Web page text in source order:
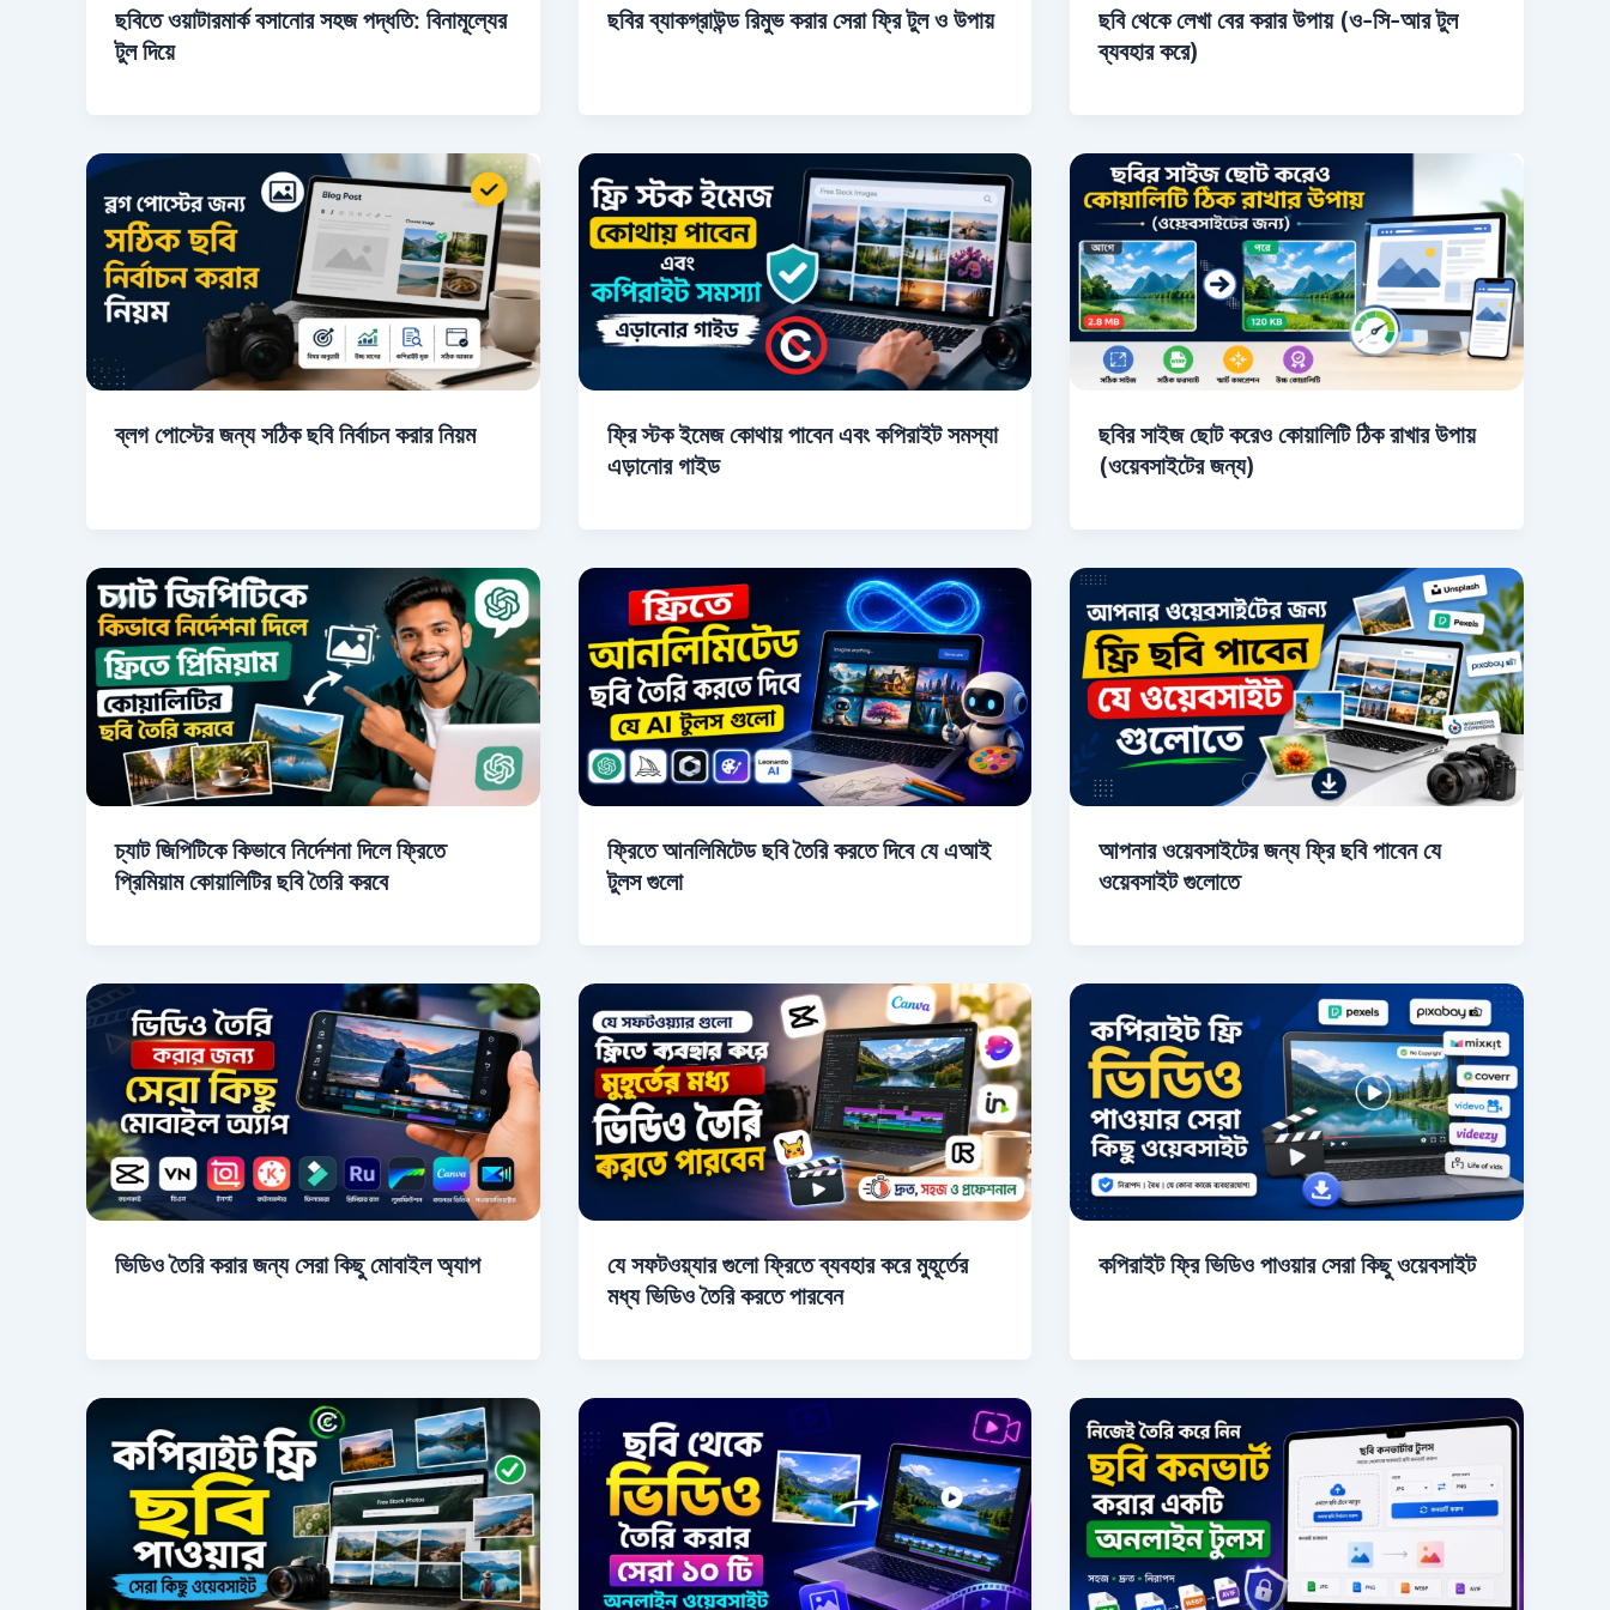
ছবিতে ওয়াটারমার্ক বসানোর সহজ পদ্ধতি: বিনামূল্যের
টুল দিয়ে
ছবির ব্যাকগ্রাউন্ড রিমুভ করার সেরা ফ্রি টুল ও উপায়
ছবি থেকে লেখা বের করার উপায় (ও-সি-আর টুল
ব্যবহার করে)
ব্লগ পোস্টের জন্য সঠিক ছবি নির্বাচন করার নিয়ম
ফ্রি স্টক ইমেজ কোথায় পাবেন এবং কপিরাইট সমস্যা
এড়ানোর গাইড
ছবির সাইজ ছোট করেও কোয়ালিটি ঠিক রাখার উপায়
(ওয়েবসাইটের জন্য)
চ্যাট জিপিটিকে কিভাবে নির্দেশনা দিলে ফ্রিতে
প্রিমিয়াম কোয়ালিটির ছবি তৈরি করবে
ফ্রিতে আনলিমিটেড ছবি তৈরি করতে দিবে যে এআই
টুলস গুলো
আপনার ওয়েবসাইটের জন্য ফ্রি ছবি পাবেন যে
ওয়েবসাইট গুলোতে
ভিডিও তৈরি করার জন্য সেরা কিছু মোবাইল অ্যাপ
যে সফটওয়্যার গুলো ফ্রিতে ব্যবহার করে মুহূর্তের
মধ্য ভিডিও তৈরি করতে পারবেন
কপিরাইট ফ্রি ভিডিও পাওয়ার সেরা কিছু ওয়েবসাইট